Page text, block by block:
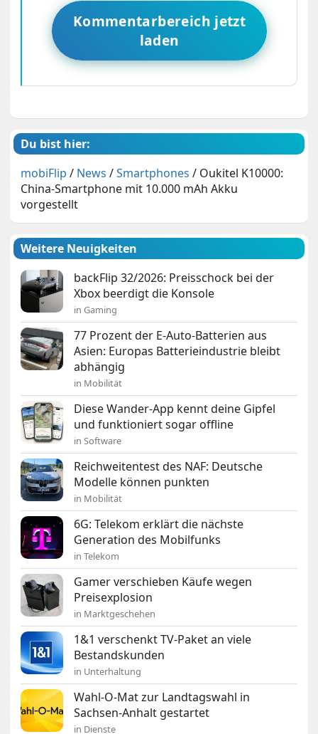
Kommentarbereich jetzt
laden
Du bist hier:
mobiFlip / News /Smartphones / Oukitel K10000:
China-Smartphone mit 10.000 mAh Akku
vorgestellt
Weitere Neuigkeiten
backFlip 32/2026: Preisschock bei der
Xbox beerdigt die Konsole
in Gaming
77 Prozent der E-Auto-Batterien aus
Asien: Europas Batterieindustrie bleibt
abhängig
in Mobilität
Diese Wander-App kennt deine Gipfel
und funktioniert sogar offline
in Software
Reichweitentest des NAF: Deutsche
Modelle können punkten
in Mobilität
6G: Telekom erklärt die nächste
Generation des Mobilfunks
in Telekom
Gamer verschieben Käufe wegen
Preisexplosion
in Marktgeschehen
1&1 verschenkt TV-Paket an viele
Bestandskunden
in Unterhaltung
Wahl-O-Mat zur Landtagswahl in
Sachsen-Anhalt gestartet
in Dienste